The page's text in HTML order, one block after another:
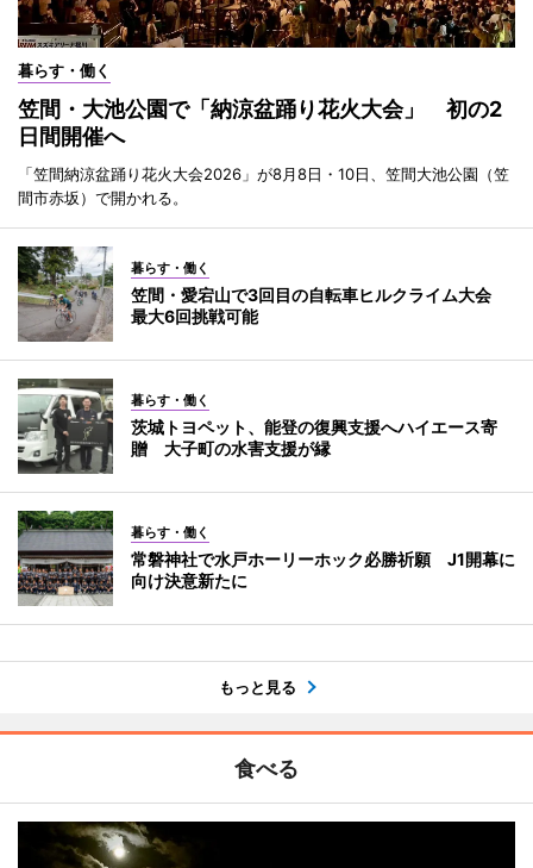
暮らす・働く
笠間・大池公園で「納涼盆踊り花火大会」 初の2
日間開催へ
「笠間納涼盆踊り花火大会2026」が8月8日・10日、笠間大池公園（笠
間市赤坂）で開かれる。
暮らす・働く
笠間・愛宕山で3回目の自転車ヒルクライム大会
最大6回挑戦可能
暮らす・働く
茨城トヨペット、能登の復興支援へハイエース寄
贈 大子町の水害支援が縁
暮らす・働く
常磐神社で水戸ホーリーホック必勝祈願 J1開幕に
向け決意新たに
もっと見る
食べる